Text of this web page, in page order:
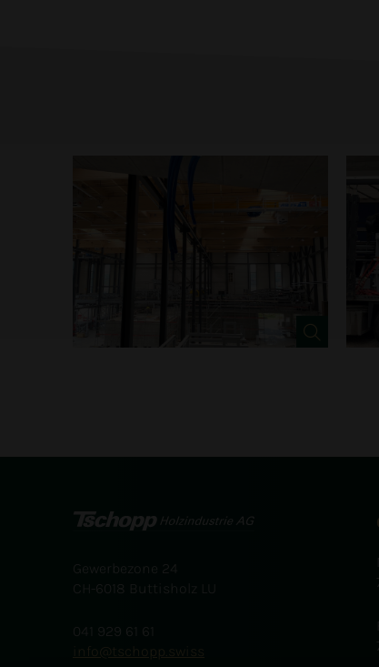
Gewerbezone 24
CH-6018 Buttisholz LU
041 929 61 61
info
tschopp.swiss